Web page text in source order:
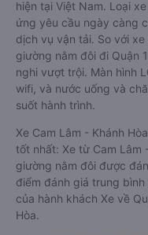
hiện tại Việt Nam. Loại
ứng yêu cầu ngày càng
dịch vụ vận tải. So với
giường nằm đôi đi Quận
nghi vượt trội. Màn hình
wifi, và nước uống và
suốt hành trình.
Xe Cam Lâm - Khánh
tốt nhất: Xe từ Cam Lâm
giường nằm đôi được
điểm đánh giá trung
của hành khách Xe về
Hòa.